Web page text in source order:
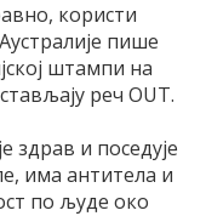
користи
пише
штампи на
реч OUT.
здрав и поседује
има антитела и
по људе око